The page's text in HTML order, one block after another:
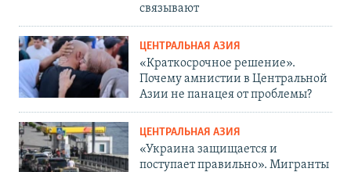
связывают
ЦЕНТРАЛЬНАЯ АЗИЯ
«Краткосрочное решение».
Почему амнистии в Центральной
Азии не панацея от проблемы?
ЦЕНТРАЛЬНАЯ АЗИЯ
«Украина защищается и
поступает правильно». Мигранты